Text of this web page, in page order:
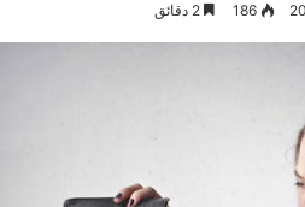
186 2 دقائق